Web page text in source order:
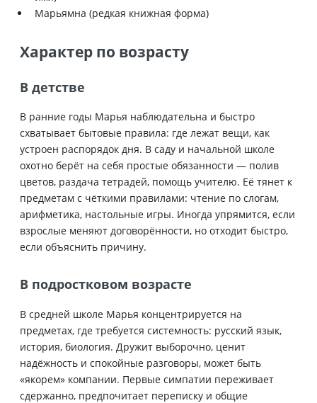
Марьямна (редкая книжная форма)
Характер по возрасту
В детстве
В ранние годы Марья наблюдательна и быстро
схватывает бытовые правила: где лежат вещи, как
устроен распорядок дня. В саду и начальной школе
охотно берёт на себя простые обязанности — полив
цветов, раздача тетрадей, помощь учителю. Её тянет к
предметам с чёткими правилами: чтение по слогам,
арифметика, настольные игры. Иногда упрямится, если
взрослые меняют договорённости, но отходит быстро,
если объяснить причину.
В подростковом возрасте
В средней школе Марья концентрируется на
предметах, где требуется системность: русский язык,
история, биология. Дружит выборочно, ценит
надёжность и спокойные разговоры, может быть
«якорем» компании. Первые симпатии переживает
сдержанно, предпочитает переписку и общие